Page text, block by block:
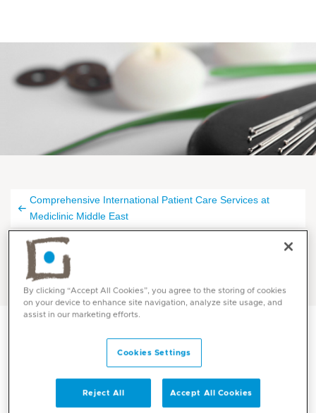
Comprehensive International Patient Care Services at
Mediclinic Middle East
Chinese patients, 中国病人
Mediclinic中东分院是Mediclinic国际医院集团的一部分，
联合酋长国拥有三个分院，在Spire Healthcare集团拥有
By clicking “Accept All Cookies”, you agree to the storing of cookies
on your device to enhance site navigation, analyze site usage, and
assist in our marketing efforts.
Cookies Settings
Reject All Accept All Cookies